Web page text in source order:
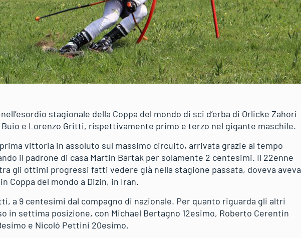
stagionale della Coppa del mondo di sci d’erba di Orlicke Zahori
Buio e Lorenzo Gritti, rispettivamente primo e terzo nel gigante maschile.
vittoria in assoluto sul massimo circuito, arrivata grazie al tempo
il padrone di casa Martin Bartak per solamente 2 centesimi. Il 22enne
gli ottimi progressi fatti vedere già nella stagione passata, doveva aveva
Coppa del mondo a Dizin, in Iran.
a 9 centesimi dal compagno di nazionale. Per quanto riguarda gli altri
in settima posizione, con Michael Bertagno 12esimo, Roberto Cerentin
e Nicoló Pettini 20esimo.